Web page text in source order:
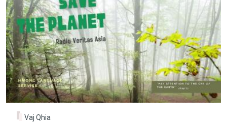
Vaj Qhia